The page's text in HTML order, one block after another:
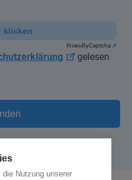
klicken
FriendlyCaptcha ⇗
gelesen
Nutzung unserer